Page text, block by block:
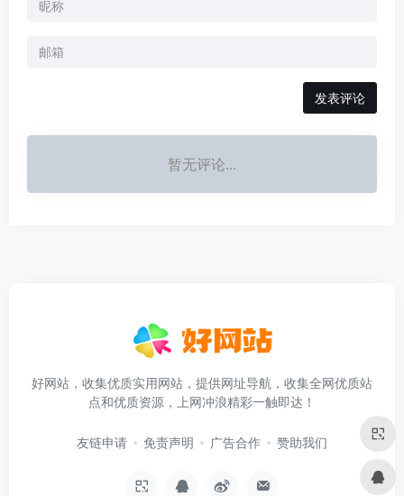
发表评论
暂无评论...
好网站，收集优质实用网站，提供网址导航，收集全网优质站
点和优质资源，上网冲浪精彩一触即达！
友链申请 免责声明 广告合作 赞助我们